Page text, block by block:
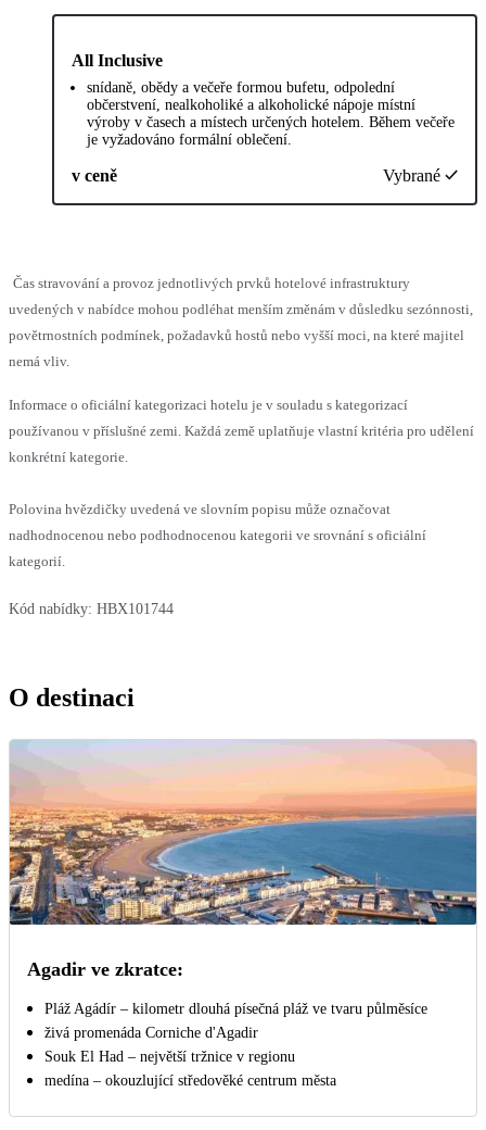
All Inclusive
snídaně, obědy a večeře formou bufetu, odpolední
občerstvení, nealkoholiké a alkoholické nápoje místní
výroby v časech a místech určených hotelem. Během večeře
je vyžadováno formální oblečení.
v ceně Vybrané
Čas stravování a provoz jednotlivých prvků hotelové infrastruktury
uvedených v nabídce mohou podléhat menším změnám v důsledku sezónnosti,
povětrnostních podmínek, požadavků hostů nebo vyšší moci, na které majitel
nemá vliv.
Informace o oficiální kategorizaci hotelu je v souladu s kategorizací
používanou v příslušné zemi. Každá země uplatňuje vlastní kritéria pro udělení
konkrétní kategorie.
Polovina hvězdičky uvedená ve slovním popisu může označovat
nadhodnocenou nebo podhodnocenou kategorii ve srovnání s oficiální
kategorií.
Kód nabídky: HBX101744
O destinaci
Agadir ve zkratce:
Pláž Agádír – kilometr dlouhá písečná pláž ve tvaru půlměsíce
živá promenáda Corniche d'Agadir
Souk El Had – největší tržnice v regionu
medína – okouzlující středověké centrum města